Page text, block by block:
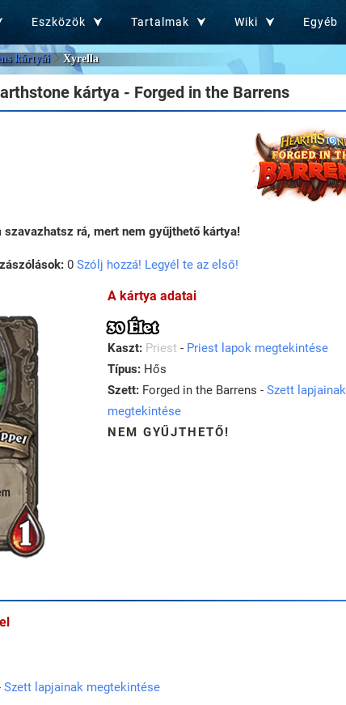
Eszközök Tartalmak Wiki Egyéb
kártyái Xyrella
kártya - Forged in the Barrens
szavazhatsz rá, mert nem gyűjthető kártya!
0 Szólj hozzá! Legyél te az első!
A kártya adatai
30 Élet
Kaszt: Priest - Priest lapok megtekintése
Típus: Hős
Szett: Forged in the Barrens - Szett lapjainak
megtekintése
NEM GYŰJTHETŐ!
Szett lapjainak megtekintése